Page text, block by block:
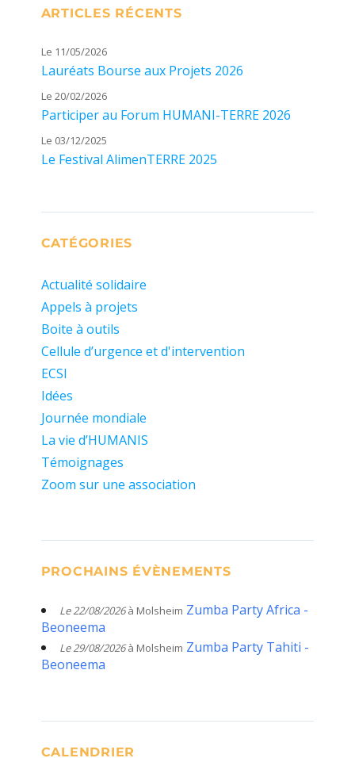
ARTICLES RÉCENTS
Le 11/05/2026
Lauréats Bourse aux Projets 2026
Le 20/02/2026
Participer au Forum HUMANI-TERRE 2026
Le 03/12/2025
Le Festival AlimenTERRE 2025
CATÉGORIES
Actualité solidaire
Appels à projets
Boite à outils
Cellule d’urgence et d'intervention
ECSI
Idées
Journée mondiale
La vie d’HUMANIS
Témoignages
Zoom sur une association
PROCHAINS ÉVÈNEMENTS
Le 22/08/2026à Molsheim Zumba Party Africa -
Beoneema
Le 29/08/2026à Molsheim Zumba Party Tahiti -
Beoneema
CALENDRIER